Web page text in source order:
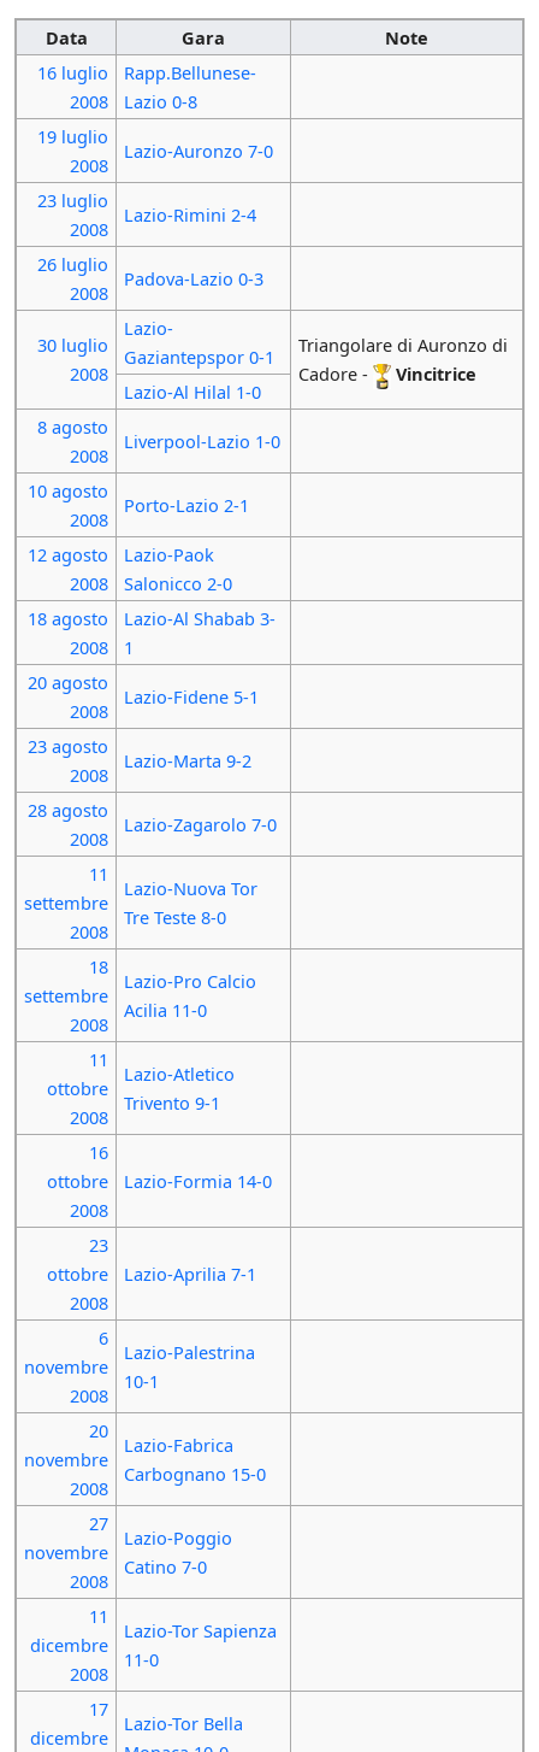
Data Gara
Note
16 luglio
2008
Rapp.Bellunese-
Lazio 0-8
19 luglio
2008
Lazio-Auronzo 7-0
23 luglio
2008
Lazio-Rimini 2-4
26 luglio
2008
Padova-Lazio 0-3
30 luglio
2008
Lazio-
Gaziantepspor 0-1
Triangolare di Auronzo di
Cadore -
Vincitrice
Lazio-Al Hilal 1-0
8 agosto
2008
Liverpool-Lazio 1-0
10 agosto
2008
Porto-Lazio 2-1
12 agosto
2008
Lazio-Paok
Salonicco 2-0
18 agosto
2008
Lazio-Al Shabab 3-
1
20 agosto
2008
Lazio-Fidene 5-1
23 agosto
2008
Lazio-Marta 9-2
28 agosto
2008
Lazio-Zagarolo 7-0
11
settembre
2008
Lazio-Nuova Tor
Tre Teste 8-0
18
settembre
2008
Lazio-Pro Calcio
Acilia 11-0
11
ottobre
2008
Lazio-Atletico
Trivento 9-1
16
ottobre
2008
Lazio-Formia 14-0
23
ottobre
2008
Lazio-Aprilia 7-1
6
novembre
2008
Lazio-Palestrina
10-1
20
novembre
2008
Lazio-Fabrica
Carbognano 15-0
27
novembre
2008
Lazio-Poggio
Catino 7-0
11
dicembre
2008
Lazio-Tor Sapienza
11-0
17
dicembre
Lazio-Tor Bella